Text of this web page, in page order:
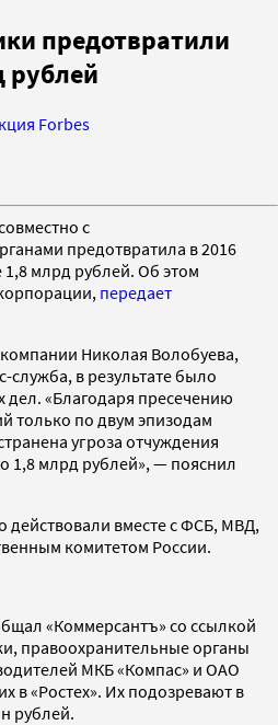
предотвратили
рублей
Forbes
с
предотвратила в 2016
1,8 млрд рублей. Об этом
передает
Николая Волобуева,
служба, в результате было
дел. «Благодаря пресечению
только по двум эпизодам
угроза отчуждения
1,8 млрд рублей», — пояснил
действовали вместе с ФСБ, МВД,
комитетом России.
«Коммерсантъ» со ссылкой
правоохранительные органы
МКБ «Компас» и ОАО
в «Ростех». Их подозревают в
рублей.